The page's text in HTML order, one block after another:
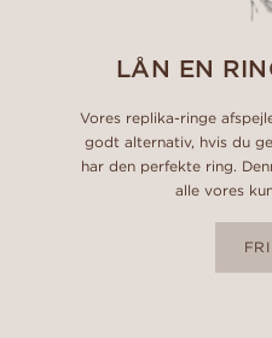
LÅN EN
Vores replika-ringe
godt alternativ, hvis du
har den perfekte ring.
alle vores